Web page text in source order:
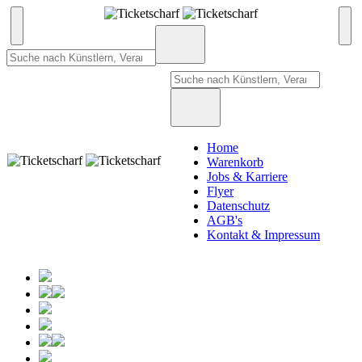
Home
Warenkorb
Jobs & Karriere
Flyer
Datenschutz
AGB's
Kontakt & Impressum